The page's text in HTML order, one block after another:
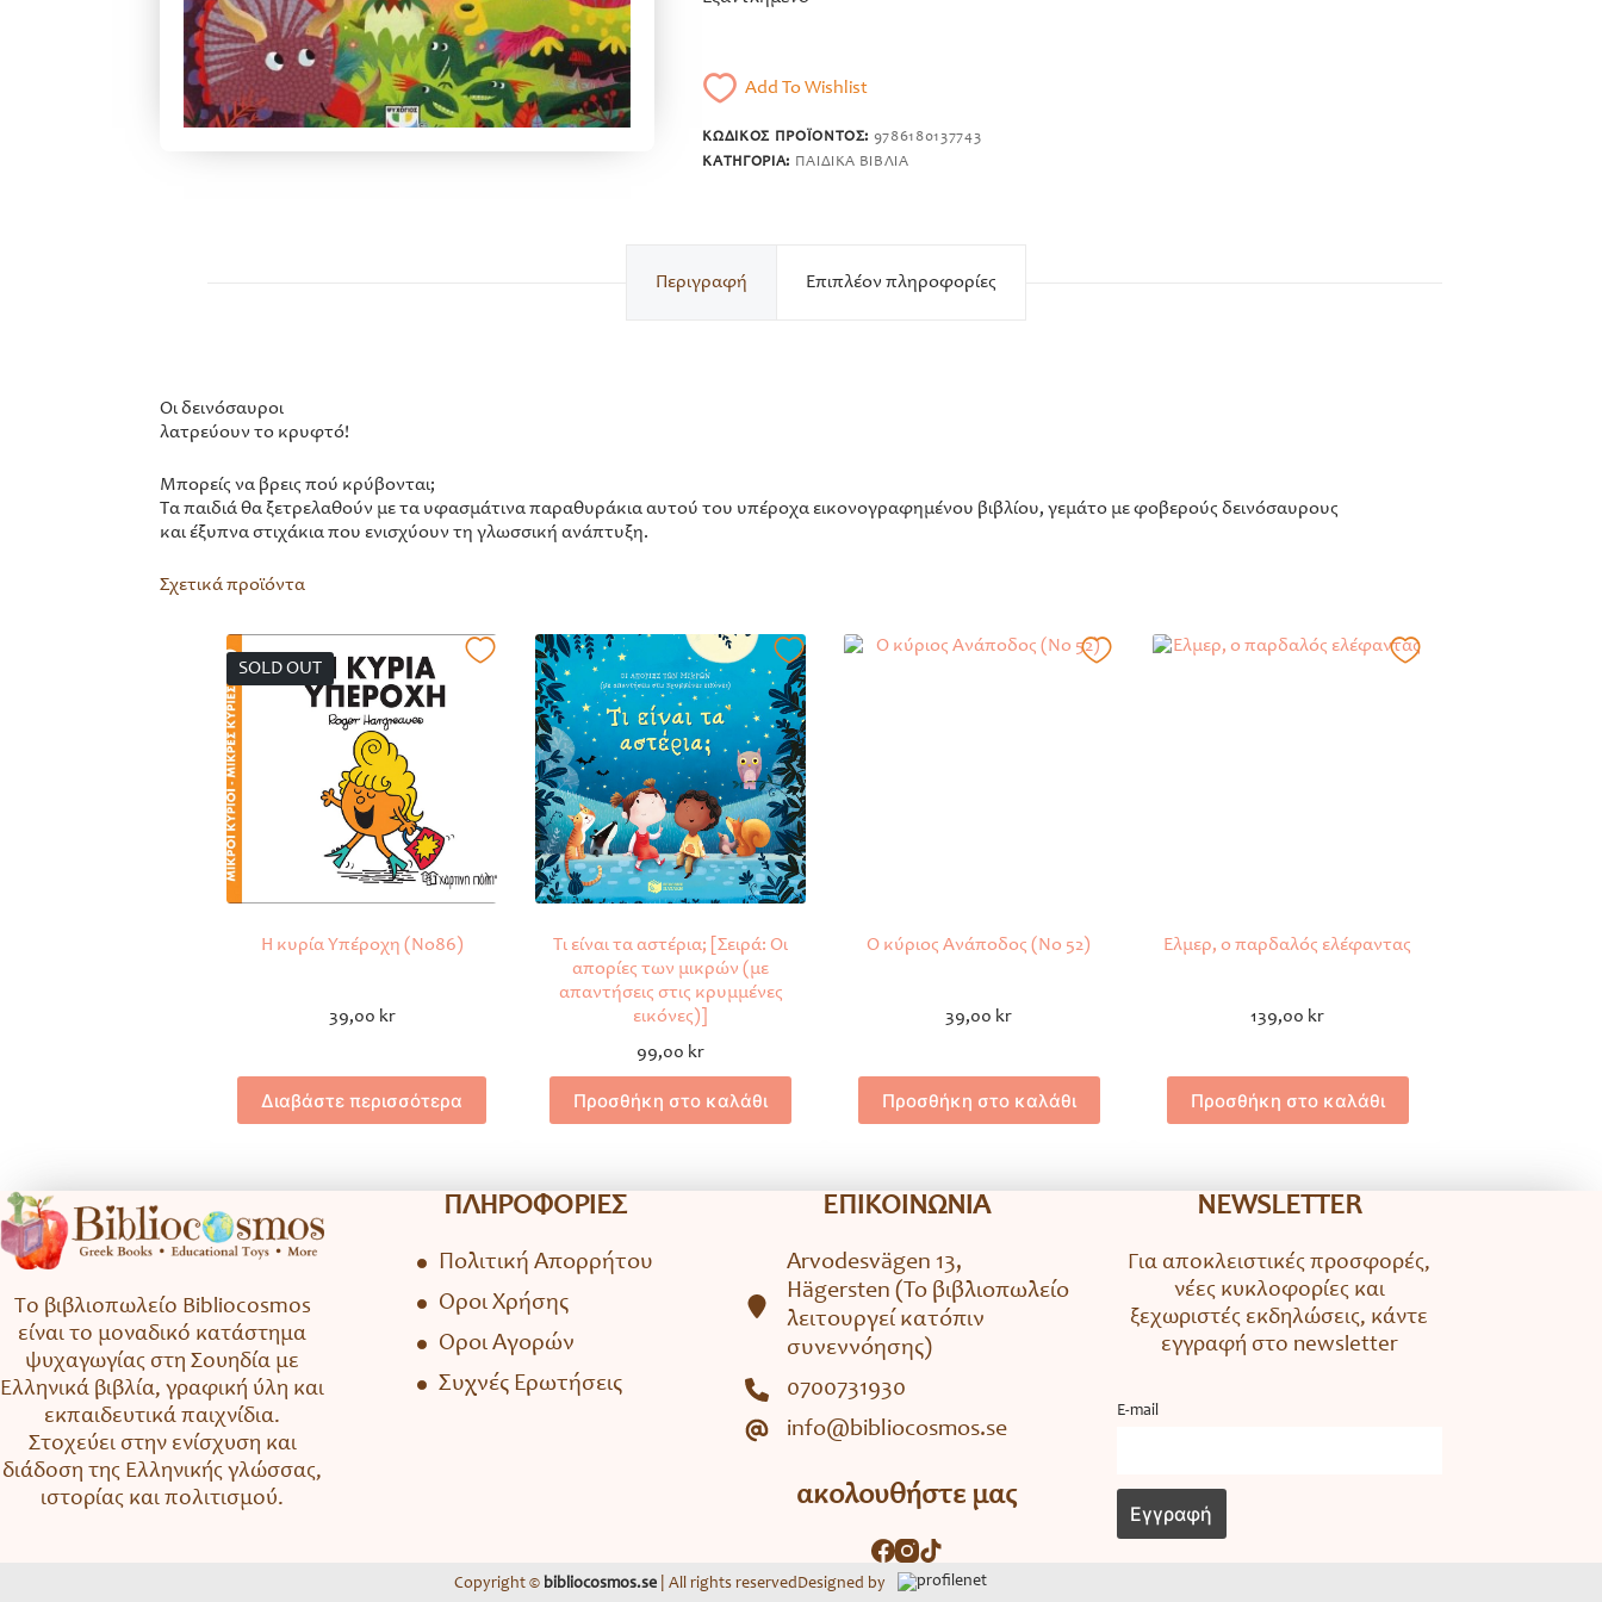
Add To Wishlist
ΚΩΔΙΚΌΣ ΠΡΟΪΌΝΤΟΣ: 9786180137743
ΚΑΤΗΓΟΡΊΑ: ΠΑΙΔΙΚΆ ΒΙΒΛΊΑ
Περιγραφή Επιπλέον πληροφορίες
Οι δεινόσαυροι
λατρεύουν το κρυφτό!
Μπορείς να βρεις πού κρύβονται;
Τα παιδιά θα ξετρελαθούν με τα υφασμάτινα παραθυράκια αυτού του υπέροχα εικονογραφημένου βιβλίου, γεμάτο με φοβερούς δεινόσαυρους
και έξυπνα στιχάκια που ενισχύουν τη γλωσσική ανάπτυξη.
Σχετικά προϊόντα
SOLD OUT
Η κυρία Υπέροχη (No86)
39,00 kr
Διαβάστε περισσότερα
Τι είναι τα αστέρια; [Σειρά: Οι
απορίες των μικρών (με
απαντήσεις στις κρυμμένες
εικόνες)]
99,00 kr
Προσθήκη στο καλάθι
Ο κύριος Ανάποδος (Νο 52)
39,00 kr
Προσθήκη στο καλάθι
Έλμερ, ο παρδαλός ελέφαντας
139,00 kr
Προσθήκη στο καλάθι
Το βιβλιοπωλείο Bibliocosmos
είναι το μοναδικό κατάστημα
ψυχαγωγίας στη Σουηδία με
Ελληνικά βιβλία, γραφική ύλη και
εκπαιδευτικά παιχνίδια.
Στοχεύει στην ενίσχυση και
διάδοση της Ελληνικής γλώσσας,
ιστορίας και πολιτισμού.
ΠΛΗΡΟΦΟΡΙΕΣ
Πολιτική Απορρήτου
Όροι Χρήσης
Όροι Αγορών
Συχνές Ερωτήσεις
ΕΠΙΚΟΙΝΩΝΙΑ
Arvodesvägen 13,
Hägersten (To βιβλιοπωλείο
λειτουργεί κατόπιν
συνεννόησης)
0700731930
info@bibliocosmos.se
ακολουθήστε μας
NEWSLETTER
Για αποκλειστικές προσφορές,
νέες κυκλοφορίες και
ξεχωριστές εκδηλώσεις, κάντε
εγγραφή στο newsletter
Ε-mail
Copyright © bibliocosmos.se | All rights reservedDesigned by